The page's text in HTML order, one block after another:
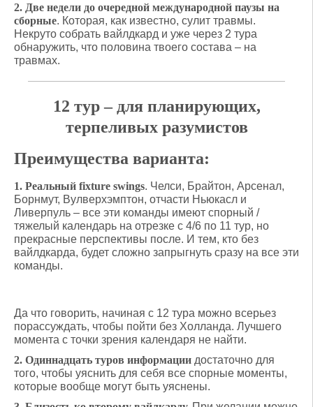
2. Две недели до очередной международной паузы на
сборные. Которая, как известно, сулит травмы.
Некруто собрать вайлдкард и уже через 2 тура
обнаружить, что половина твоего состава – на
травмах.
12 тур – для планирующих,
терпеливых разумистов
Преимущества варианта:
1. Реальный fixture swings. Челси, Брайтон, Арсенал,
Борнмут, Вулверхэмптон, отчасти Ньюкасл и
Ливерпуль – все эти команды имеют спорный /
тяжелый календарь на отрезке с 4/6 по 11 тур, но
прекрасные перспективы после. И тем, кто без
вайлдкарда, будет сложно запрыгнуть сразу на все эти
команды.
Да что говорить, начиная с 12 тура можно всерьез
порассуждать, чтобы пойти без Холланда. Лучшего
момента с точки зрения календаря не найти.
2. Одиннадцать туров информации достаточно для
того, чтобы уяснить для себя все спорные моменты,
которые вообще могут быть уяснены.